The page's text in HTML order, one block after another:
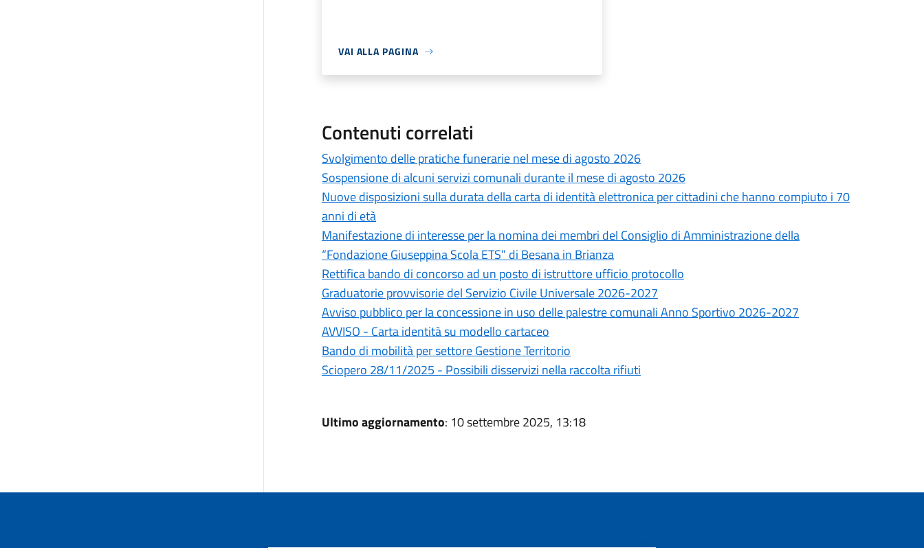
VAI ALLA PAGINA
Contenuti correlati
Svolgimento delle pratiche funerarie nel mese di agosto 2026
Sospensione di alcuni servizi comunali durante il mese di agosto 2026
Nuove disposizioni sulla durata della carta di identità elettronica per cittadini che hanno compiuto i 70
anni di età
Manifestazione di interesse per la nomina dei membri del Consiglio di Amministrazione della
“Fondazione Giuseppina Scola ETS” di Besana in Brianza
Rettifica bando di concorso ad un posto di istruttore ufficio protocollo
Graduatorie provvisorie del Servizio Civile Universale 2026-2027
Avviso pubblico per la concessione in uso delle palestre comunali Anno Sportivo 2026-2027
AVVISO - Carta identità su modello cartaceo
Bando di mobilità per settore Gestione Territorio
Sciopero 28/11/2025 - Possibili disservizi nella raccolta rifiuti
Ultimo aggiornamento: 10 settembre 2025, 13:18